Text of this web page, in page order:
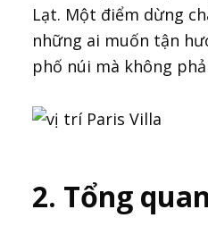
Lạt. Một điểm dừng
những ai muốn tận
phố núi mà không
2. Tổng quan